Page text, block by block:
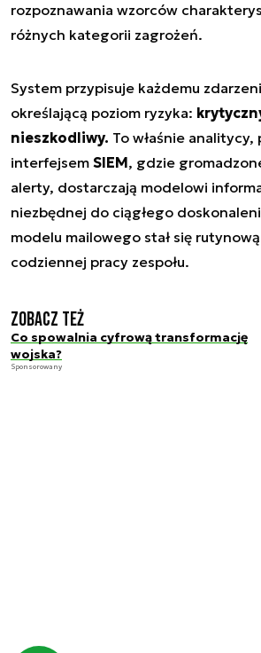
rozpoznawania wzorców
różnych kategorii zagrożeń.
System przypisuje każdemu
określającą poziom ryzyka:
nieszkodliwy. To właśnie analitycy,
interfejsem SIEM, gdzie
alerty, dostarczają modelowi
niezbędnej do ciągłego
modelu mailowego stał się
codziennej pracy zespołu.
Zobacz też
Co spowalnia cyfrową transformację
wojska?
Sponsorowany